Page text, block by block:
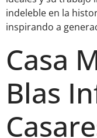
indeleble en la
inspirando a
Casa
Blas